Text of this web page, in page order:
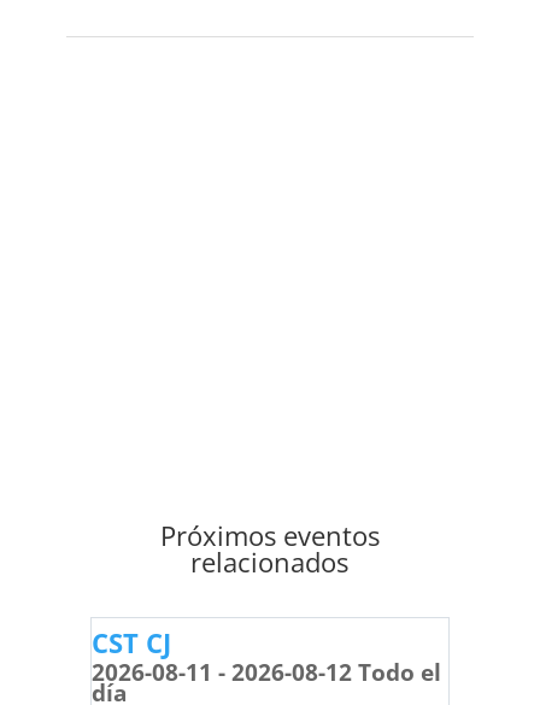
Próximos eventos
relacionados
CST CJ
2026-08-11 - 2026-08-12 Todo el
día